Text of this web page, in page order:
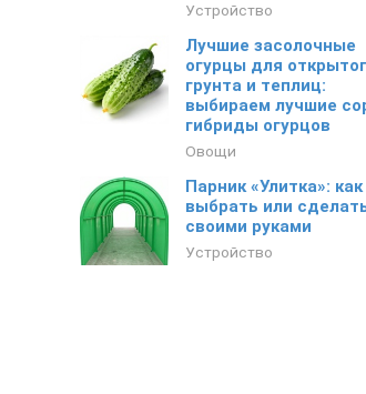
Устройство
Лучшие засолочные
огурцы для
грунта и теплиц:
выбираем лучшие
гибриды огурцов
Овощи
Парник «Улитка»: как
выбрать или
своими руками
Устройство